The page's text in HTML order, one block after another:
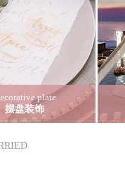
plate
摆盘装饰